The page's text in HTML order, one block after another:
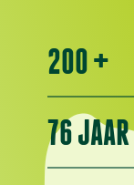
200+
76JAAR